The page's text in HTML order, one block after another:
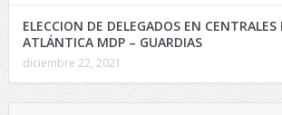
ELECCION DE DELEGADOS EN
ATLÁNTICA MDP – GUARDIAS
diciembre 22, 2021